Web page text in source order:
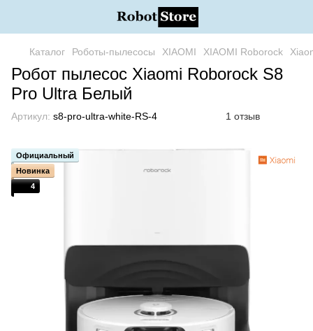
Каталог Роботы-пылесосы XIAOMI XIAOMI Roborock
Робот пылесос Xiaomi Roborock S8
Pro Ultra Белый
Артикул: s8-pro-ultra-white-RS-4 1 отзыв
Официальный
Новинка
4